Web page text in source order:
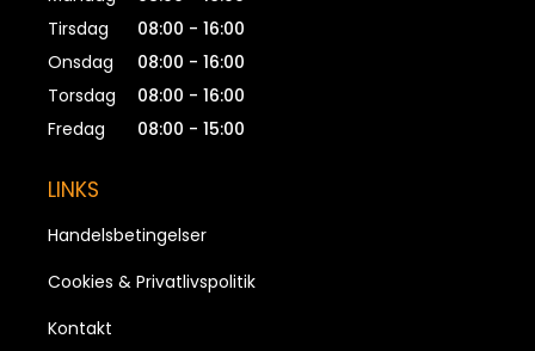
Tirsdag
08:00 - 16:00
Onsdag
08:00 - 16:00
Torsdag
08:00 - 16:00
Fredag
08:00 - 15:00
LINKS
Handelsbetingelser
Cookies & Privatlivspolitik
Kontakt